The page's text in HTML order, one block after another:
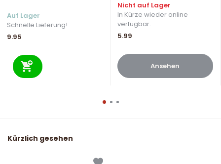
Auf Lager
Schnelle Lieferung!
9.95
Nicht auf Lager
In Kürze wieder online
verfügbar.
5.99
Ansehen
Kürzlich gesehen